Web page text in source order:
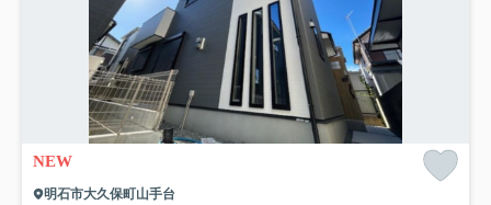
NEW
明石市大久保町山手台